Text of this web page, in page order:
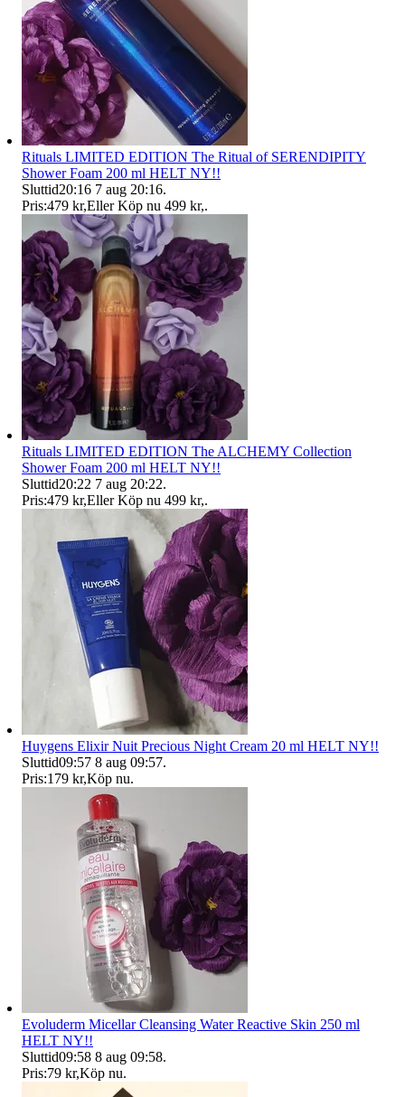
Rituals LIMITED EDITION The Ritual of SERENDIPITY
Shower Foam 200 ml HELT NY!!
Sluttid20:16 7 aug 20:16.
Pris:479 kr,Eller Köp nu 499 kr,.
Rituals LIMITED EDITION The ALCHEMY Collection
Shower Foam 200 ml HELT NY!!
Sluttid20:22 7 aug 20:22.
Pris:479 kr,Eller Köp nu 499 kr,.
Huygens Elixir Nuit Precious Night Cream 20 ml HELT NY!!
Sluttid09:57 8 aug 09:57.
Pris:179 kr,Köp nu.
Evoluderm Micellar Cleansing Water Reactive Skin 250 ml
HELT NY!!
Sluttid09:58 8 aug 09:58.
Pris:79 kr,Köp nu.